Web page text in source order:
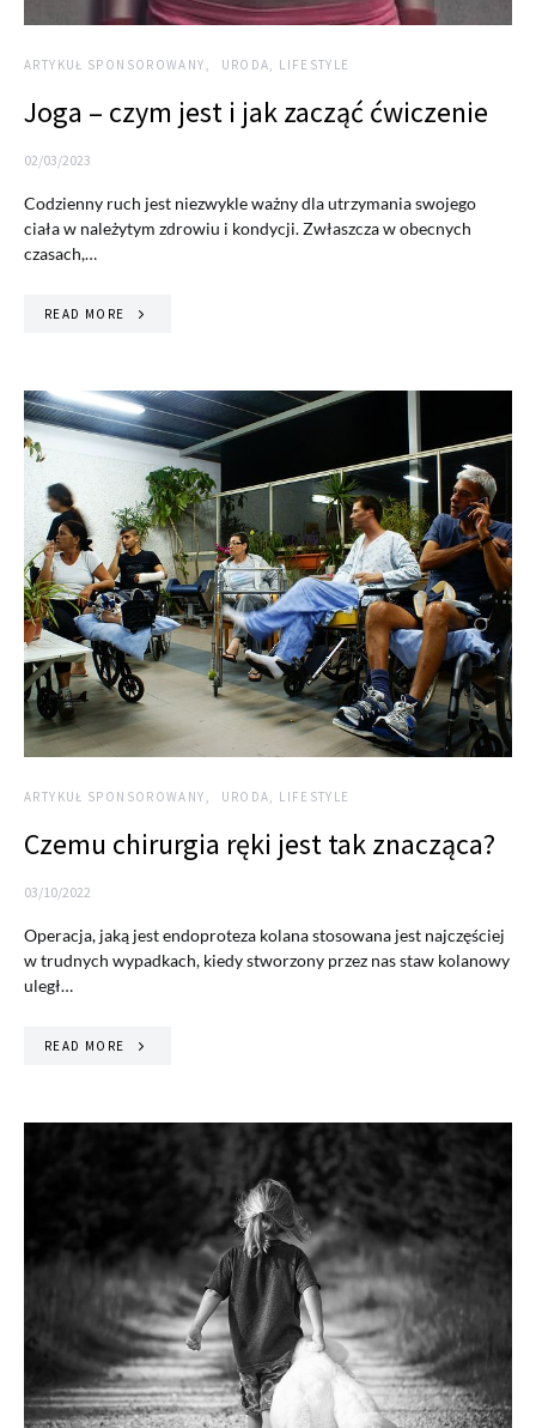
ARTYKUŁ SPONSOROWANY URODA, LIFESTYLE
Joga – czym jest i jak zacząć ćwiczenie
02/03/2023
Codzienny ruch jest niezwykle ważny dla utrzymania swojego
ciała w należytym zdrowiu i kondycji. Zwłaszcza w obecnych
czasach,…
READ MORE
ARTYKUŁ SPONSOROWANY URODA, LIFESTYLE
Czemu chirurgia ręki jest tak znacząca?
03/10/2022
Operacja, jaką jest endoproteza kolana stosowana jest najczęściej
w trudnych wypadkach, kiedy stworzony przez nas staw kolanowy
uległ…
READ MORE